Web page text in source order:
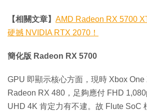
【相關文章】 AMD Radeon RX 5700
硬撼 NVIDIA RTX 2070！
簡化版 Radeon RX 5700
GPU 即顯示核心方面，現時 Xbox One
Radeon RX 480，足夠應付 FHD
UHD 4K 肯定力有不逮。故 Flute SoC